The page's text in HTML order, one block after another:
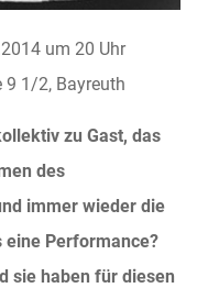
um 20 Uhr
9 1/2, Bayreuth
zu Gast, das
des
immer wieder die
eine Performance?
sie haben für diesen